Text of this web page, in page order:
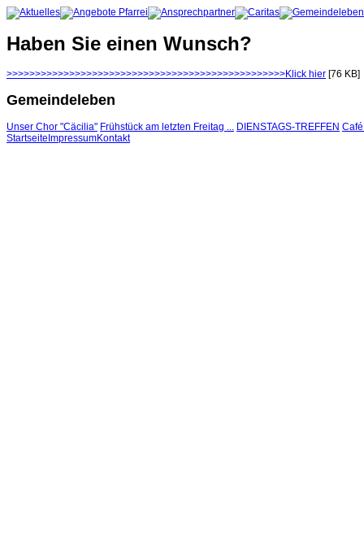
Haben Sie einen Wunsch?
>>>>>>>>>>>>>>>>>>>>>>>>>>>>>>>>>>>>>>>>>>>>>>>>>Klick hier [76 KB]
Gemeindeleben
Unser Chor "Cäcilia" Frühstück am letzten Freitag ... DIENSTAGS-TREFFEN
Startseite ImpressumKontakt